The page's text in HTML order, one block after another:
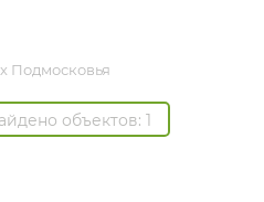
Подмосковья
объектов: 1